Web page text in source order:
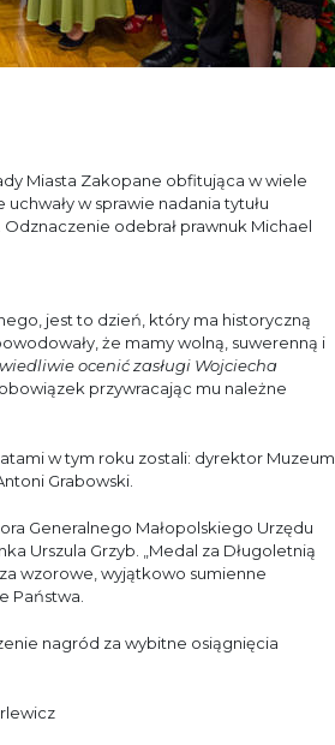
Miasta Zakopane obfitująca w wiele
w sprawie nadania tytułu
odebrał prawnuk Michael
jest to dzień, który ma historyczną
że mamy wolną, suwerenną i
ocenić zasługi Wojciecha
przywracając mu należne
w tym roku zostali: dyrektor Muzeum
Grabowski.
Generalnego Małopolskiego Urzędu
Urszula Grzyb. „Medal za Długoletnią
wzorowe, wyjątkowo sumienne
Państwa.
nagród za wybitne osiągnięcia